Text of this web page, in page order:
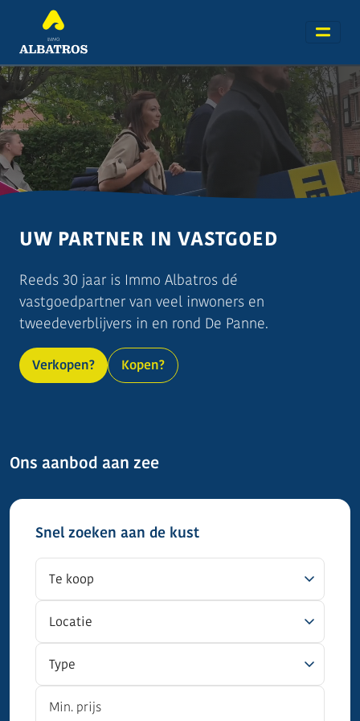
UW PARTNER IN VASTGOED
Reeds 30 jaar is Immo Albatros dé
vastgoedpartner van veel inwoners en
tweedeverblijvers in en rond De Panne.
Verkopen? Kopen?
Ons aanbod aan zee
Snel zoeken aan de kust